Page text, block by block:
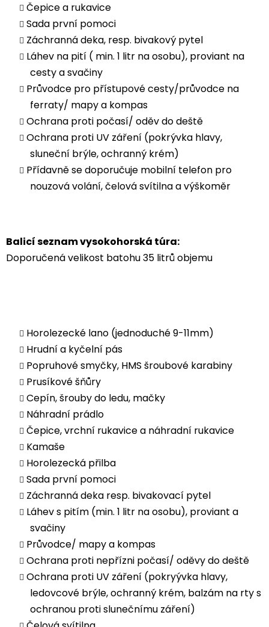
Čepice a rukavice
Sada první pomoci
Záchranná deka, resp. bivakový pytel
Láhev na pití ( min. 1 litr na osobu), proviant na
cesty a svačiny
Průvodce pro přístupové cesty/průvodce na
ferraty/ mapy a kompas
Ochrana proti počasí/ oděv do deště
Ochrana proti UV záření (pokrývka hlavy,
sluneční brýle, ochranný krém)
Přídavně se doporučuje mobilní telefon pro
nouzová volání, čelová svítilna a výškoměr
Balicí seznam vysokohorská túra:
Doporučená velikost batohu 35 litrů objemu
Horolezecké lano (jednoduché 9-11mm)
Hrudní a kyčelní pás
Popruhové smyčky, HMS šroubové karabiny
Prusíkové šňůry
Cepín, šrouby do ledu, mačky
Náhradní prádlo
Čepice, vrchní rukavice a náhradní rukavice
Kamaše
Horolezecká přilba
Sada první pomoci
Záchranná deka resp. bivakovací pytel
Láhev s pitím (min. 1 litr na osobu), proviant a
svačiny
Průvodce/ mapy a kompas
Ochrana proti nepřízni počasí/ oděvy do deště
Ochrana proti UV záření (pokryývka hlavy,
ledovcové brýle, ochranný krém, balzám na rty s
ochranou proti slunečnímu záření)